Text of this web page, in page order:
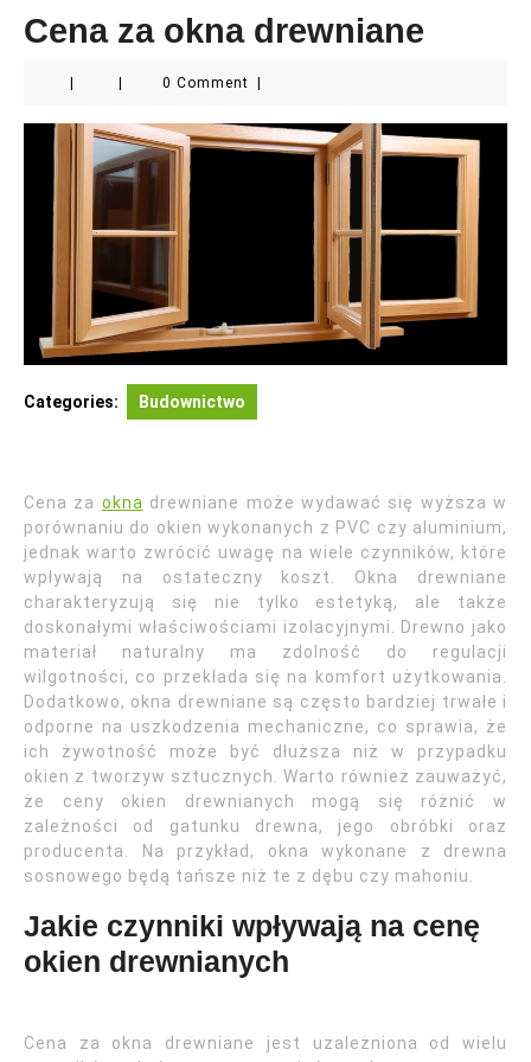
Cena za okna drewniane
0 Comment
Categories: Budownictwo
Cena za okna drewniane może wydawać się wyższa w
porównaniu do okien wykonanych z PVC czy aluminium,
jednak warto zwrócić uwagę na wiele czynników, które
wpływają na ostateczny koszt. Okna drewniane
charakteryzują się nie tylko estetyką, ale także
doskonałymi właściwościami izolacyjnymi. Drewno jako
materiał naturalny ma zdolność do regulacji
wilgotności, co przekłada się na komfort użytkowania.
Dodatkowo, okna drewniane są często bardziej trwałe i
odporne na uszkodzenia mechaniczne, co sprawia, że
ich żywotność może być dłuższa niż w przypadku
okien z tworzyw sztucznych. Warto również zauważyć,
że ceny okien drewnianych mogą się różnić w
zależności od gatunku drewna, jego obróbki oraz
producenta. Na przykład, okna wykonane z drewna
sosnowego będą tańsze niż te z dębu czy mahoniu.
Jakie czynniki wpływają na cenę
okien drewnianych
Cena za okna drewniane jest uzależniona od wielu